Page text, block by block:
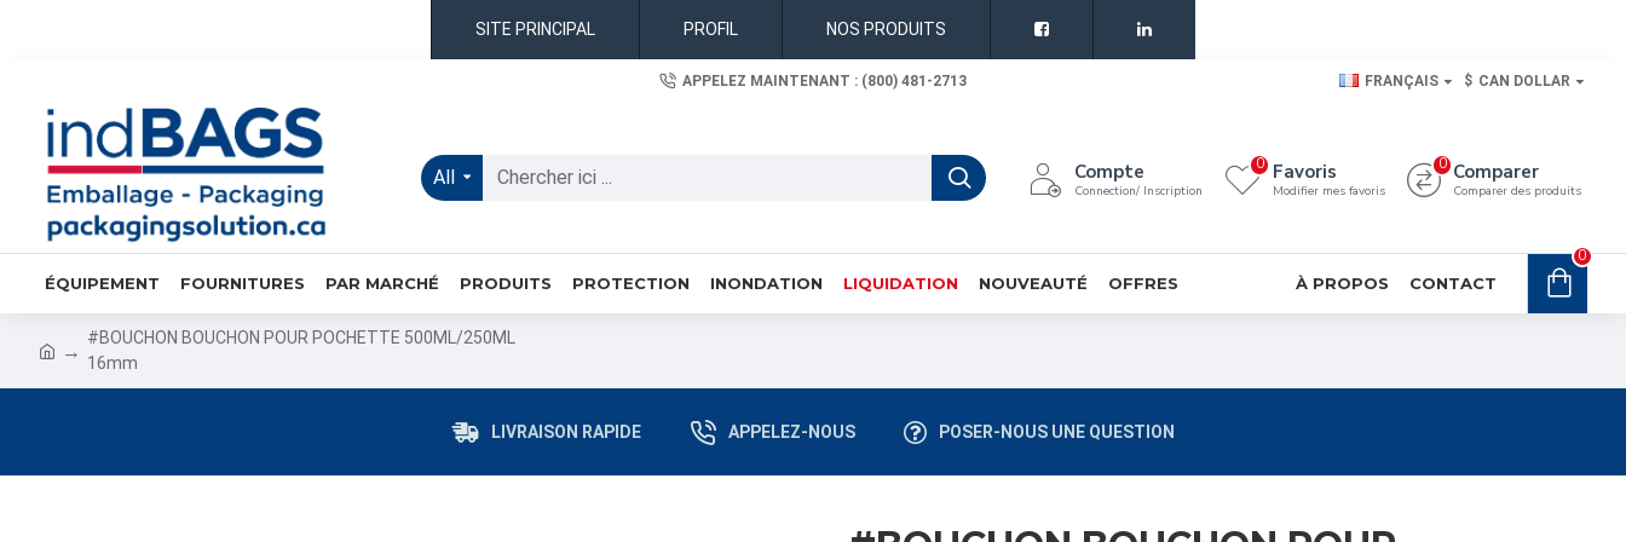
SITE PRINCIPAL PROFIL NOS PRODUITS
APPELEZ MAINTENANT : (800) 481-2713 FRANÇAIS $ CAN DOLLAR
All Compte
Connection/ Inscription
Favoris
Modifier mes favoris
0 Comparer
Comparer des produits
0
ÉQUIPEMENT FOURNITURES PAR MARCHÉ PRODUITS PROTECTION INONDATION LIQUIDATION NOUVEAUTÉ OFFRES À PROPOS CONTACT
0
#BOUCHON BOUCHON POUR POCHETTE 500ML/250ML
16mm
LIVRAISON RAPIDE APPELEZ-NOUS POSER-NOUS UNE QUESTION